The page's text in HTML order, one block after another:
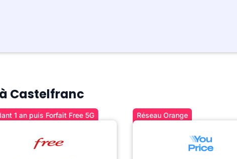
Castelfranc
1 an puis Forfait Free 5G Réseau Orange